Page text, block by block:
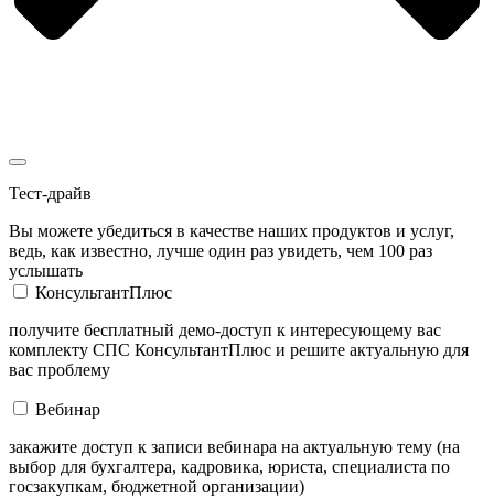
Тест-драйв
Вы можете убедиться в качестве наших продуктов и услуг,
ведь, как известно, лучше один раз увидеть, чем 100 раз
услышать
КонсультантПлюс
получите бесплатный демо-доступ к интересующему вас
комплекту СПС КонсультантПлюс и решите актуальную для
вас проблему
Вебинар
закажите доступ к записи вебинара на актуальную тему (на
выбор для бухгалтера, кадровика, юриста, специалиста по
госзакупкам, бюджетной организации)